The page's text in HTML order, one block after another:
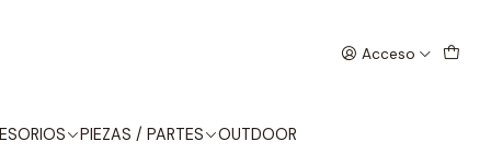
Acceso
PIEZAS / PARTES OUTDOOR
DE MALLA